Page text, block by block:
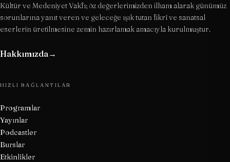
Kültür ve Medeniyet Vakfı; öz değerlerimizden ilham alarak günümüz
sorunlarına yanıt veren ve geleceğe ışık tutan fikrî ve sanatsal
eserlerin üretilmesine zemin hazırlamak amacıyla kurulmuştur.
Hakkımızda→
HIZLI BAĞLANTILAR
Programlar
Yayınlar
Podcastler
Burslar
Etkinlikler